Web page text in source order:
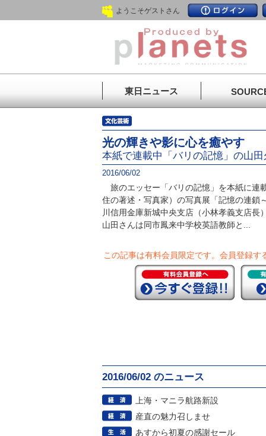
ようこそゲストさん
東日ニュース
光の輝きや影に心を癒やす
本紙で連載中「バリの記憶」の山
2016/06/02
旅のエッセー「バリの記憶」を本紙に連
住の著述・写真家）の写真展「記憶の連鎖
川信用金庫新城中央支店（小林孝義支店
山田さんは同市鳳来中学校英語教師と...
この記事は有料会員限定です。 会員登録す
2016/06/02 のニュース
上海・マニラ航路新設
産直の魅力召しませ
あすから初夏の感謝セール